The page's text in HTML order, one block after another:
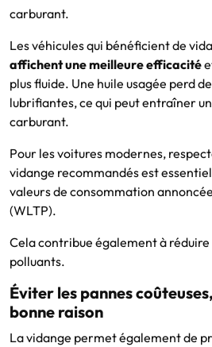
carburant.
Les véhicules qui bénéficient de
affichent une meilleure efficacité
plus fluide. Une huile usagée perd
lubrifiantes, ce qui peut entraîner
carburant.
Pour les voitures modernes,
vidange recommandés est
valeurs de consommation
(WLTP).
Cela contribue également à réduire
polluants.
Éviter les pannes
bonne raison
La vidange permet également de